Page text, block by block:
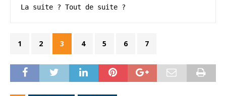
La suite ? Tout de suite ?
1 2 3 4 5 6 7